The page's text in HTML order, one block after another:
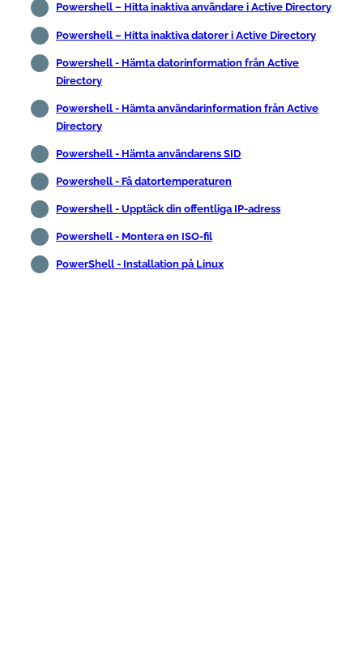
Powershell – Hitta inaktiva användare i Active Directory
Powershell – Hitta inaktiva datorer i Active Directory
Powershell - Hämta datorinformation från Active
Directory
Powershell - Hämta användarinformation från Active
Directory
Powershell - Hämta användarens SID
Powershell - Få datortemperaturen
Powershell - Upptäck din offentliga IP-adress
Powershell - Montera en ISO-fil
PowerShell - Installation på Linux